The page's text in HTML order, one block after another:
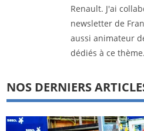
Renault. J'ai
newsletter de
aussi animateur
dédiés à ce thème.
NOS DERNIERS